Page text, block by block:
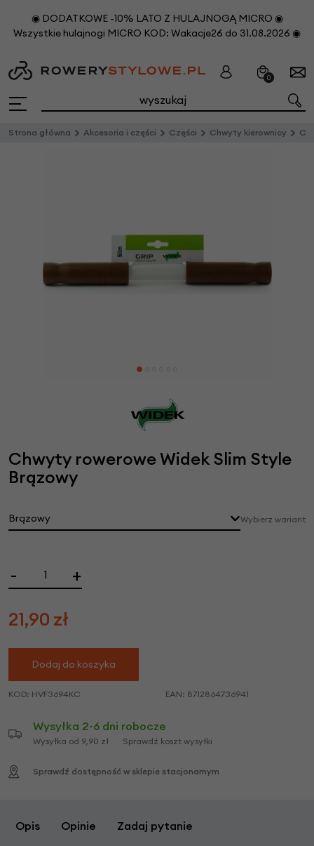
◉ DODATKOWE -10% LATO Z HULAJNOGĄ MICRO ◉
Wszystkie hulajnogi MICRO KOD: Wakacje26 do 31.08.2026 ◉
0
Strona główna Akcesoria i części Części Chwyty kierownicy
Chwyty rowerowe Widek Slim Style
Brązowy
Brązowy Wybierz wariant
- +
21,90 zł
Dodaj do koszyka
KOD: HVF3694KC EAN: 8712864736941
Wysyłka 2-6 dni robocze
Wysyłka od 9,90 zł Sprawdź koszt wysyłki
Sprawdź dostępność w sklepie stacjonarnym
Opis Opinie Zadaj pytanie